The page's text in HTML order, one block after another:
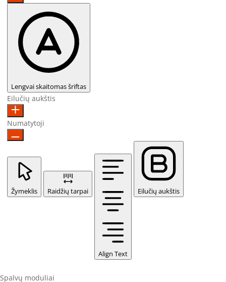
Lengvai skaitomas šriftas
Eilučių aukštis
Numatytoji
Žymeklis Raidžių tarpai
Align Text
Eilučių aukštis
Spalvų moduliai